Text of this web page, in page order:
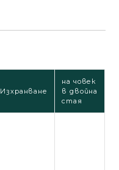
Изхранване
на човек
в двойна
стая